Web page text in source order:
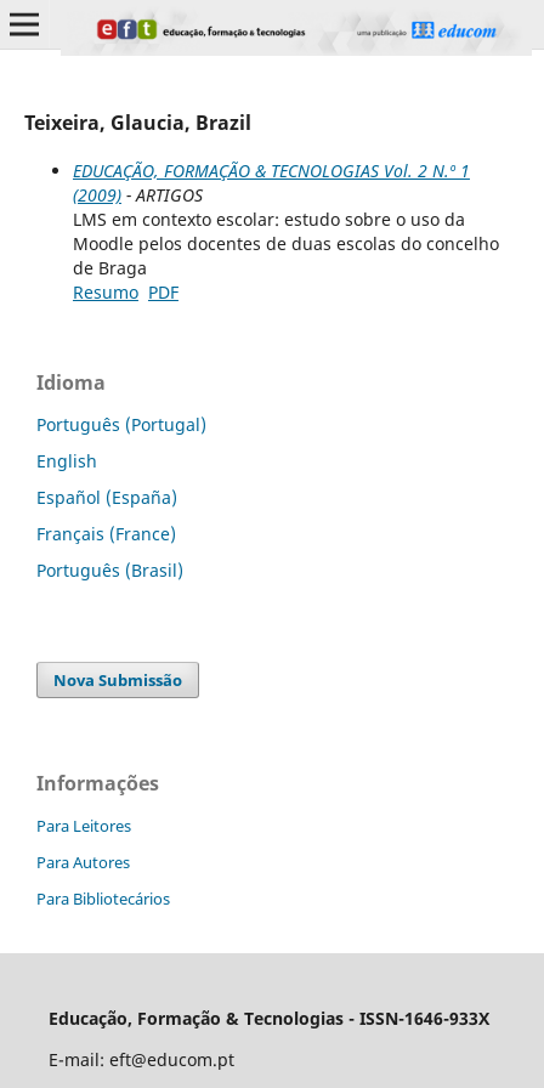
Teixeira, Glaucia, Brazil
EDUCAÇÃO, FORMAÇÃO & TECNOLOGIAS Vol. 2 N.º 1
(2009)- ARTIGOS
LMS em contexto escolar: estudo sobre o uso da
Moodle pelos docentes de duas escolas do concelho
de Braga
Resumo PDF
Idioma
Português (Portugal)
English
Español (España)
Français (France)
Português (Brasil)
Nova Submissão
Informações
Para Leitores
Para Autores
Para Bibliotecários
Educação, Formação & Tecnologias - ISSN-1646-933X
E-mail: eft@educom.pt